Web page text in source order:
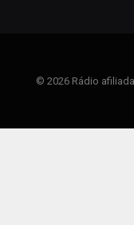
© 2026 Rádio